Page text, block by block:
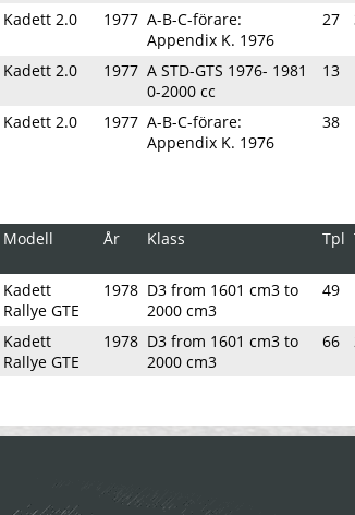
Kadett 2.0 1977 A-B-C-förare:
Appendix K. 1976
27
Kadett 2.0 1977 A STD-GTS 1976- 1981
0-2000 cc
13
Kadett 2.0 1977 A-B-C-förare:
Appendix K. 1976
38
Modell År Klass Tpl
Kadett
Rallye GTE
1978 D3 from 1601 cm3 to
2000 cm3
49
Kadett
Rallye GTE
1978 D3 from 1601 cm3 to
2000 cm3
66